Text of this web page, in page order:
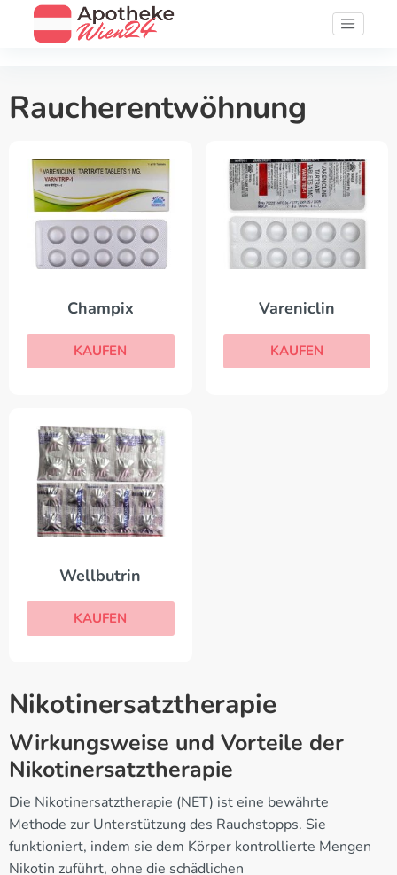
Raucherentwöhnung
Champix
KAUFEN
Vareniclin
KAUFEN
Wellbutrin
KAUFEN
Nikotinersatztherapie
Wirkungsweise und Vorteile der
Nikotinersatztherapie
Die Nikotinersatztherapie (NET) ist eine bewährte
Methode zur Unterstützung des Rauchstopps. Sie
funktioniert, indem sie dem Körper kontrollierte Mengen
Nikotin zuführt, ohne die schädlichen